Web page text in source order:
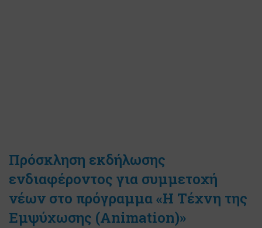
Πρόσκληση εκδήλωσης
ενδιαφέροντος για συμμετοχή
νέων στo πρόγραμμα «Η Τέχνη της
Εμψύχωσης (Animation)»